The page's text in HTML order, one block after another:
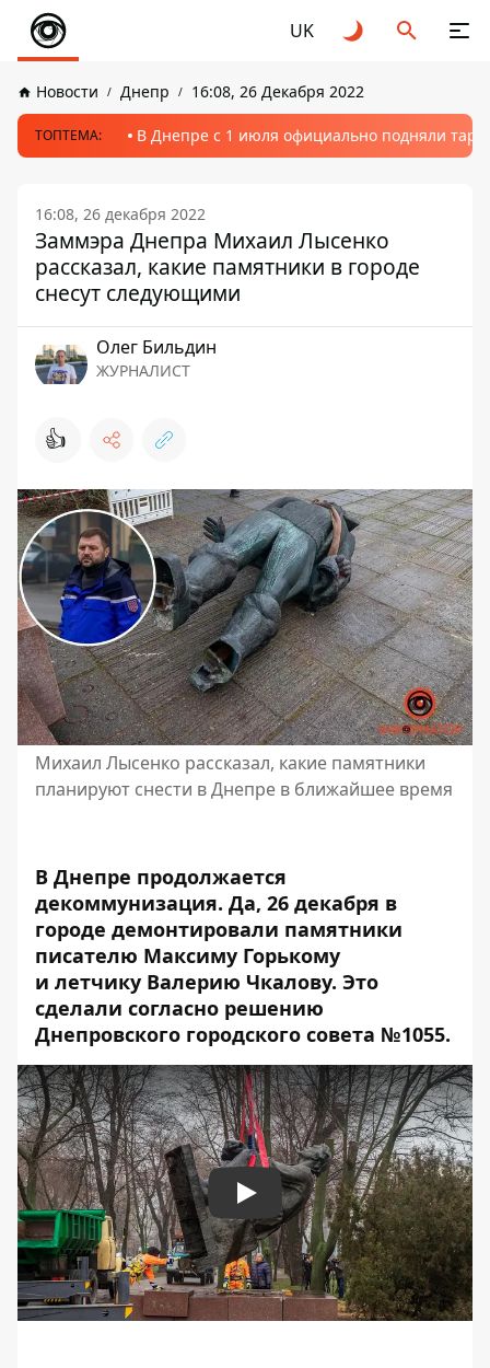
UK
Новости Днепр 16:08, 26 Декабря 2022
ТОПТЕМА: В Днепре с 1 июля официально подняли
16:08, 26 декабря 2022
Заммэра Днепра Михаил Лысенко
рассказал, какие памятники в городе
снесут следующими
Олег Бильдин
ЖУРНАЛИСТ
👍
Михаил Лысенко рассказал, какие памятники
планируют снести в Днепре в ближайшее время
В Днепре продолжается
декоммунизация. Да, 26 декабря в
городе демонтировали памятники
писателю Максиму Горькому
и летчику Валерию Чкалову. Это
сделали согласно решению
Днепровского городского совета №1055.
Play